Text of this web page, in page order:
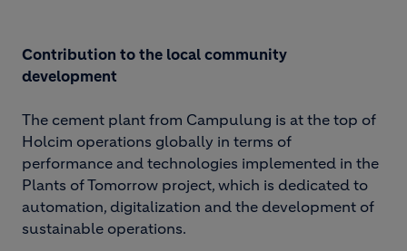
Contribution to the local community
development
The cement plant from Campulung is at the top of
Holcim operations globally in terms of
performance and technologies implemented in the
Plants of Tomorrow project, which is dedicated to
automation, digitalization and the development of
sustainable operations.